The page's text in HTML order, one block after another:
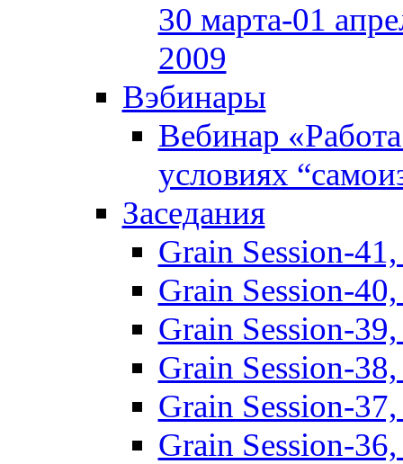
30 марта-01
2009
Вэбинары
Вебинар
условиях
Заседания
Grain Session-
Grain Session-
Grain Session-
Grain Session-
Grain Session-
Grain Session-